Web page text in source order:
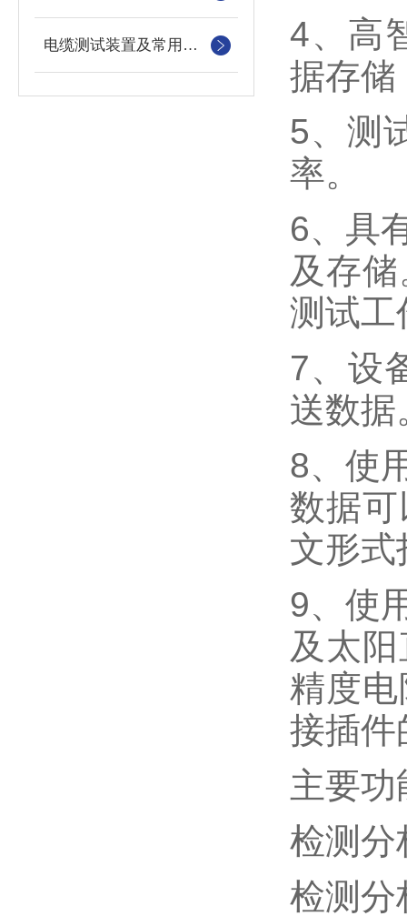
电缆测试装置及常用仪器仪表
4、高
据存储
5、测
率。
6、具
及存
测试工
7、设
送数据
8、使
数据
文形式
9、使
及太
精度
接插件
主要功
检测分
检测分